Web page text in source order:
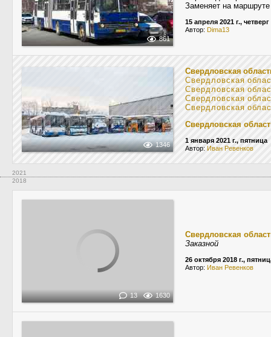
861
Заменяет на
15 апреля 2021 г., четверг
Автор: Dima13
1346
Свердловская
Свердловская
Свердловская
Свердловская
Свердловская
Свердловская
1 января 2021 г., пятница
Автор: Иван Ревенков
2021
2018
13 1630
Свердловская
Заказной
26 октября 2018 г.,
Автор: Иван Ревенков